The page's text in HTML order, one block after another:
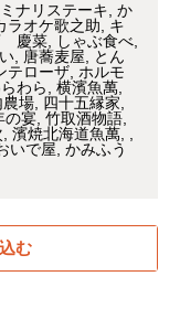
ナリステーキ か
ラオケ歌之助
キ
慶菜
しゃぶ食べ
唐蕎麦屋
とん
テローザ ホルモ
わら
横濱魚萬
農場 四十五縁家
の宴 竹取酒物語
濱焼北海道魚萬
いで屋 かみふう
む